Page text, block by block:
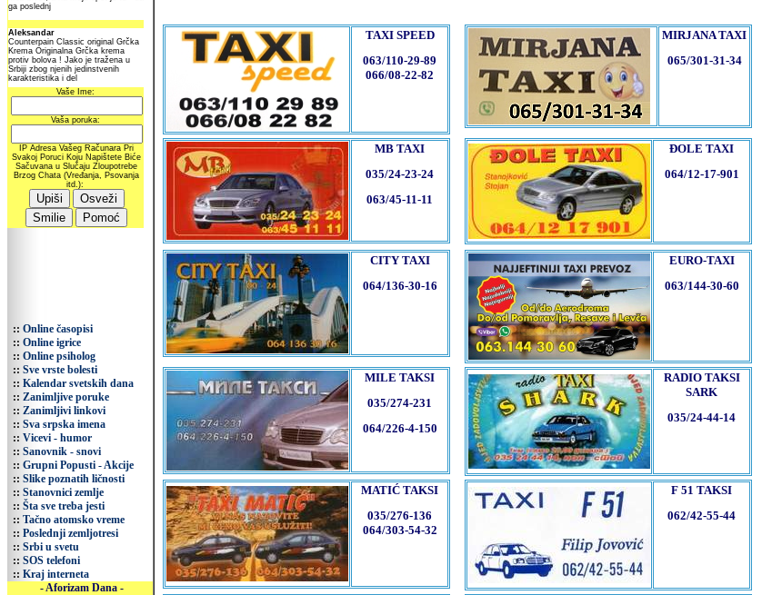
:: Online časopisi
:: Online igrice
:: Online psiholog
:: Sve vrste bolesti
:: Kalendar svetskih dana
:: Zanimljive poruke
:: Zanimljivi linkovi
:: Sva srpska imena
:: Vicevi - humor
:: Sanovnik - snovi
:: Grupni Popusti - Akcije
:: Slike poznatih ličnosti
:: Stanovnici zemlje
:: Šta sve treba jesti
:: Tačno atomsko vreme
:: Poslednji zemljotresi
:: Srbi u svetu
:: SOS telefoni
:: Kraj interneta
- Aforizam Dana -
TAXI SPEED
063/110-29-89
066/08-22-82
MIRJANATAXI
065/301-31-34
MB TAXI
035/24-23-24
063/45-11-11
ĐOLE TAXI
064/12-17-901
CITY TAXI
064/136-30-16
EURO-TAXI
063/144-30-60
MILE TAKSI
035/274-231
064/226-4-150
RADIO TAKSI
SARK
035/24-44-14
MATIĆ TAKSI
035/276-136
064/303-54-32
F 51 TAKSI
062/42-55-44